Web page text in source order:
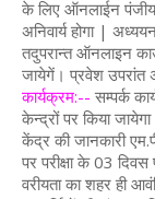
के लिए ऑनलाईन
अनिवार्य होगा |
तदुपरान्त ऑनलाइन
जायेगें। प्रवेश उपरांत
कार्यक्रम:-- सम्पर्क
केन्द्रों पर किया
केंद्र की जानकारी
पर परीक्षा के 03 दिवस
वरीयता का शहर ही